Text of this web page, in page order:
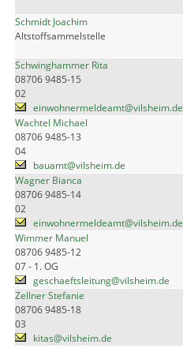
Schmidt Joachim
Altstoffsammelstelle
Schwinghammer Rita
08706 9485-15
02
einwohnermeldeamt@vilsheim.de
Wachtel Michael
08706 9485-13
04
bauamt@vilsheim.de
Wagner Bianca
08706 9485-14
02
einwohnermeldeamt@vilsheim.de
Wimmer Manuel
08706 9485-12
07 - 1. OG
geschaeftsleitung@vilsheim.de
Zellner Stefanie
08706 9485-18
03
kitas@vilsheim.de